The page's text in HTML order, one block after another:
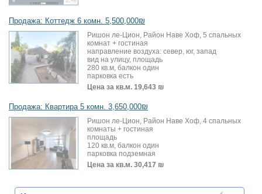
Продажа: Коттедж 6 комн. 5,500,000₪
Ришон ле-Цион, Район Наве Хоф, 5 спальных
комнат + гостиная
направление воздуха: север, юг, запад
вид на улицу, площадь
280 кв.м, балкон один
парковка есть
Цена за кв.м. 19,643 ₪
Продажа: Квартира 5 комн. 3,650,000₪
Ришон ле-Цион, Район Наве Хоф, 4 спальных
комнаты + гостиная
площадь
120 кв.м, балкон один
парковка подземная
Цена за кв.м. 30,417 ₪